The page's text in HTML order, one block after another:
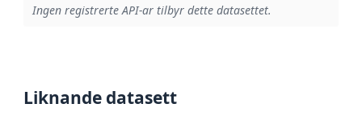
Ingen registrerte API-ar tilbyr dette datasettet.
Liknande datasett